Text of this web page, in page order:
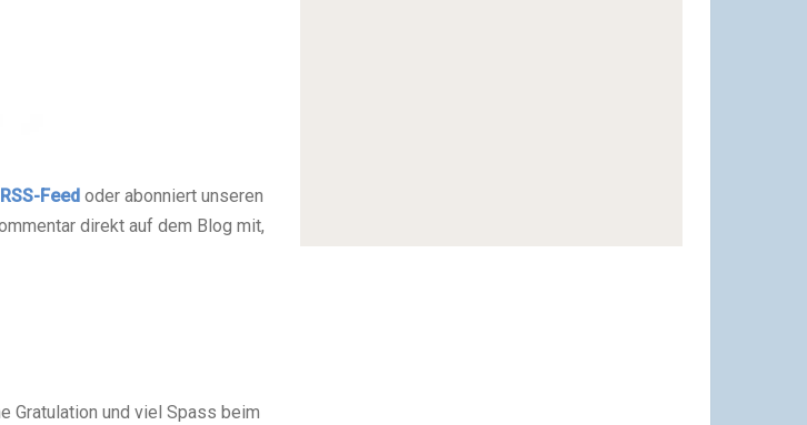
RSS-Feed oder abonniert unseren
direkt auf dem Blog mit,
Gratulation und viel Spass beim